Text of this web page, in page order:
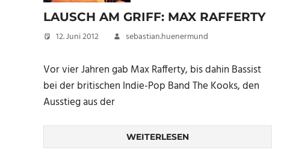
LAUSCH AM GRIFF: MAX RAFFERTY
12. Juni 2012 sebastian.huenermund
Vor vier Jahren gab Max Rafferty, bis dahin Bassist
bei der britischen Indie-Pop Band The Kooks, den
Ausstieg aus der
WEITERLESEN